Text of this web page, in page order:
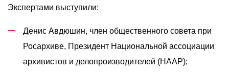
Экспертами выступили:
Денис Авдюшин, член общественного совета при
Росархиве, Президент Национальной ассоциации
архивистов и делопроизводителей (НААР);